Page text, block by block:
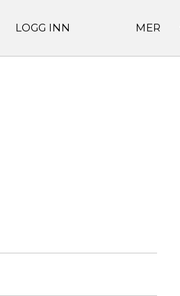
LOGG INN MER